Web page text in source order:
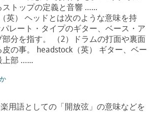
ストップの定義と音響 …...
英） ヘッドとは次のような意味を持
レート・タイプのギター、ベース・ア
部分を指す。 （2）ドラムの打面や裏面
皮の事。 headstock（英） ギター、ベー
上部 …...
楽用語としての「開放弦」の意味などを